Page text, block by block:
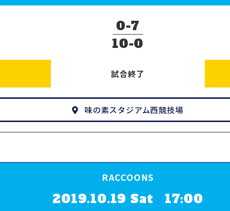
試合終了
0 7
10 0
味の素スタジアム西競技場
RACCOONS
2019.10.19 Sat 17:00